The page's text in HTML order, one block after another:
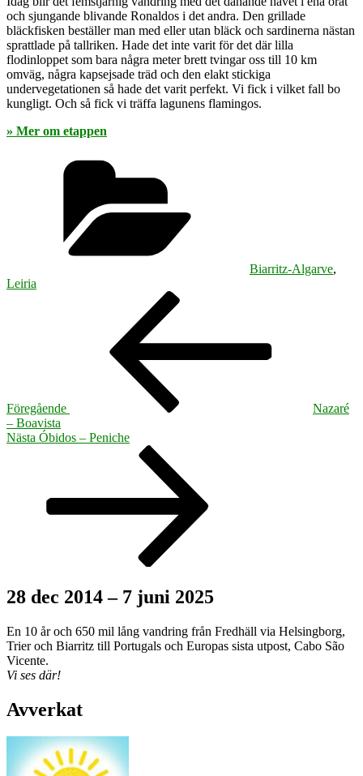
och sjungande blivande Ronaldos i det andra. Den grillade
bläckfisken beställer man med eller utan bläck och sardinerna nästan
sprattlade på tallriken. Hade det inte varit för det där lilla
flodinloppet som bara några meter brett tvingar oss till 10 km
omväg, några kapsejsade träd och den elakt stickiga
undervegetationen så hade det varit perfekt. Vi fick i vilket fall bo
kungligt. Och så fick vi träffa lagunens flamingos.
» Mer om etappen
Biarritz-Algarve,
Leiria
Inläggsnavigering
Föregående
Nazaré
– Boavista
Nästa
Nästa Óbidos – Peniche
28 dec 2014 – 7 juni 2025
En 10 år och 650 mil lång vandring från Fredhäll via Helsingborg,
Trier och Biarritz till Portugals och Europas sista utpost, Cabo São
Vicente.
Vi ses där!
Avverkat